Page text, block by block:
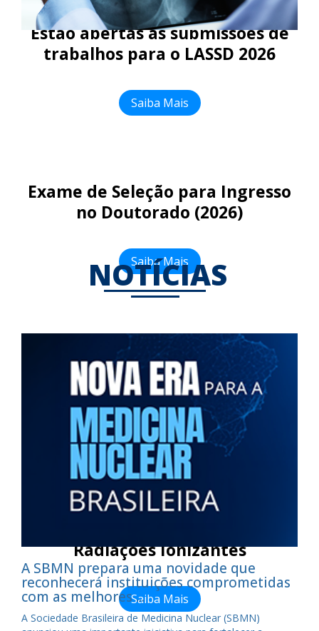
Estão abertas as submissões de
trabalhos para o LASSD 2026
Saiba Mais
Exame de Seleção para Ingresso
no Doutorado (2026)
Saiba Mais
Exame de Seleção para Ingresso
no Mestrado (2026.2)
Saiba Mais
Participe do XII Congresso
Radiações Ionizantes
Saiba Mais
NOTÍCIAS
A SBMN prepara uma novidade que
reconhecerá instituições comprometidas
com as melhores ...
A Sociedade Brasileira de Medicina Nuclear (SBMN)